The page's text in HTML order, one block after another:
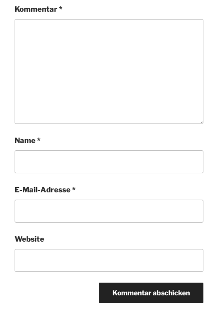
Kommentar*
Name*
E-Mail-Adresse*
Website